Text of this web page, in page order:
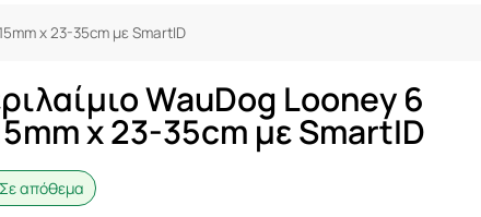
x 23-35cm με SmartID
WauDog Looney 6
x 23-35cm με SmartID
Σε απόθεμα